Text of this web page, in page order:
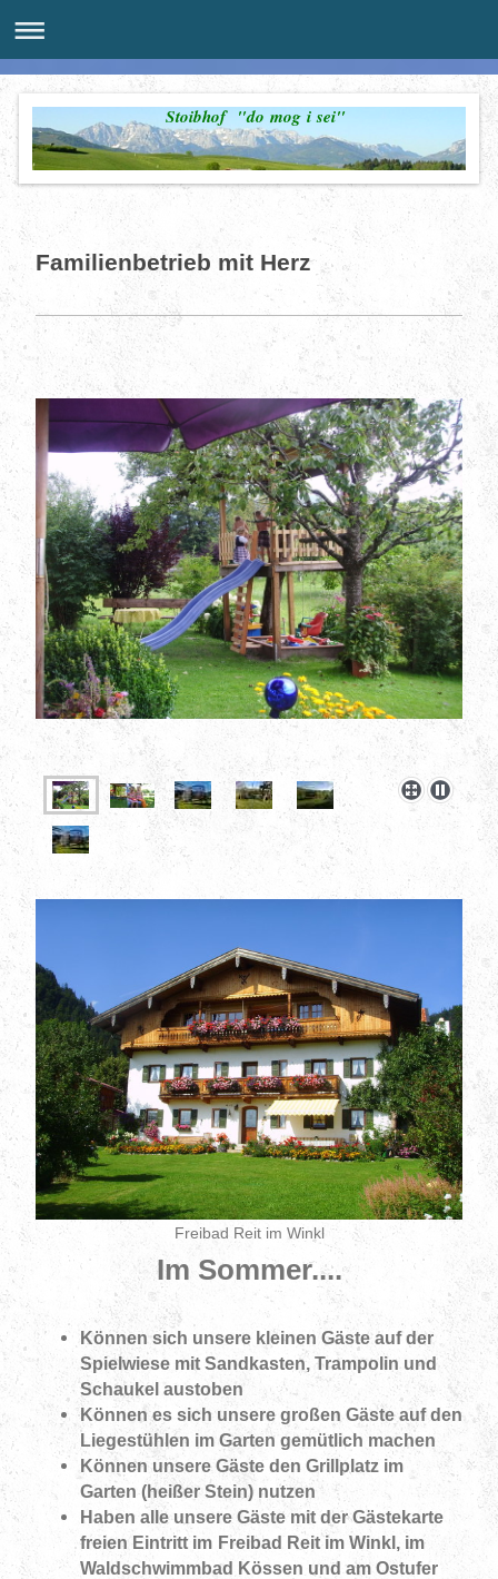
Stoibhof "do mog i sei"
Familienbetrieb mit Herz
Freibad Reit im Winkl
Im Sommer....
Können sich unsere kleinen Gäste auf der
Spielwiese mit Sandkasten, Trampolin und
Schaukel austoben
Können es sich unsere großen Gäste auf den
Liegestühlen im Garten gemütlich machen
Können unsere Gäste den Grillplatz im
Garten (heißer Stein) nutzen
Haben alle unsere Gäste mit der Gästekarte
freien Eintritt im Freibad Reit im Winkl, im
Waldschwimmbad Kössen und am Ostufer